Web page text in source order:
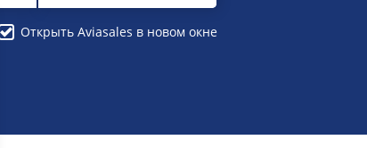
Открыть Aviasales в новом окне